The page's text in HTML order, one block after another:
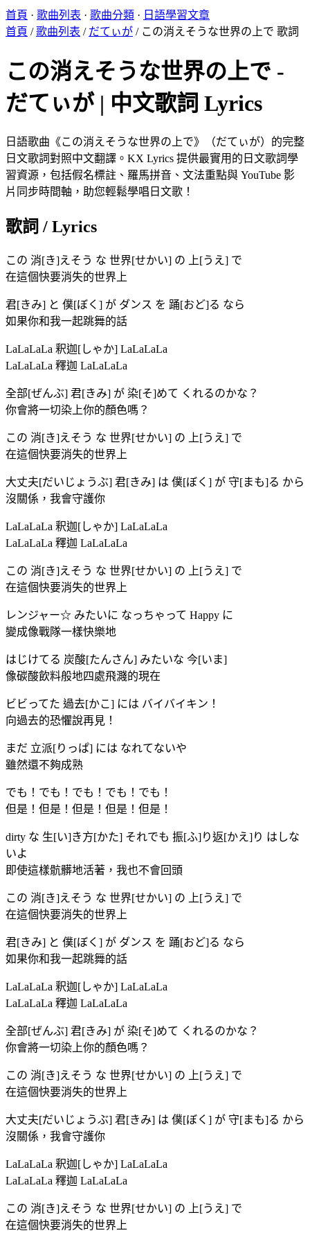
首頁 · 歌曲列表 · 歌曲分類 · 日語學習文章
首頁 /歌曲列表 / だてぃが / この消えそうな世界の上で 歌詞
この消えそうな世界の上で -
だてぃが | 中文歌詞 Lyrics
日語歌曲《この消えそうな世界の上で》（だてぃが）的完整
日文歌詞對照中文翻譯。KX Lyrics 提供最實用的日文歌詞學
習資源，包括假名標註、羅馬拼音、文法重點與 YouTube 影
片同步時間軸，助您輕鬆學唱日文歌！
歌詞 / Lyrics
この 消[き]えそう な 世界[せかい] の 上[うえ] で
在這個快要消失的世界上
君[きみ] と 僕[ぼく] が ダンス を 踊[おど]る なら
如果你和我一起跳舞的話
LaLaLaLa 釈迦[しゃか] LaLaLaLa
LaLaLaLa 釋迦 LaLaLaLa
全部[ぜんぶ] 君[きみ] が 染[そ]めて くれるのかな？
你會將一切染上你的顏色嗎？
この 消[き]えそう な 世界[せかい] の 上[うえ] で
在這個快要消失的世界上
大丈夫[だいじょうぶ] 君[きみ] は 僕[ぼく] が 守[まも]る から
沒關係，我會守護你
LaLaLaLa 釈迦[しゃか] LaLaLaLa
LaLaLaLa 釋迦 LaLaLaLa
この 消[き]えそう な 世界[せかい] の 上[うえ] で
在這個快要消失的世界上
レンジャー☆ みたいに なっちゃって Happy に
變成像戰隊一樣快樂地
はじけてる 炭酸[たんさん] みたいな 今[いま]
像碳酸飲料般地四處飛濺的現在
ビビってた 過去[かこ] には バイバイキン！
向過去的恐懼說再見！
まだ 立派[りっぱ] には なれてないや
雖然還不夠成熟
でも！でも！でも！でも！でも！
但是！但是！但是！但是！但是！
dirty な 生[い]き方[かた] それでも 振[ふ]り返[かえ]り はしな
いよ
即使這樣骯髒地活著，我也不會回頭
この 消[き]えそう な 世界[せかい] の 上[うえ] で
在這個快要消失的世界上
君[きみ] と 僕[ぼく] が ダンス を 踊[おど]る なら
如果你和我一起跳舞的話
LaLaLaLa 釈迦[しゃか] LaLaLaLa
LaLaLaLa 釋迦 LaLaLaLa
全部[ぜんぶ] 君[きみ] が 染[そ]めて くれるのかな？
你會將一切染上你的顏色嗎？
この 消[き]えそう な 世界[せかい] の 上[うえ] で
在這個快要消失的世界上
大丈夫[だいじょうぶ] 君[きみ] は 僕[ぼく] が 守[まも]る から
沒關係，我會守護你
LaLaLaLa 釈迦[しゃか] LaLaLaLa
LaLaLaLa 釋迦 LaLaLaLa
この 消[き]えそう な 世界[せかい] の 上[うえ] で
在這個快要消失的世界上